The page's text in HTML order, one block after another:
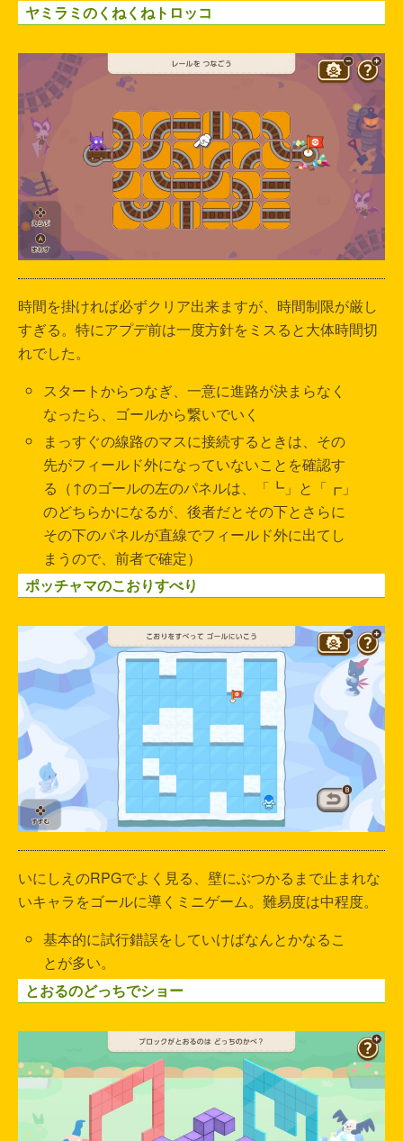
ヤミラミのくねくねトロッコ
時間を掛ければ必ずクリア出来ますが、時間制限が厳し
すぎる。特にアプデ前は一度方針をミスると大体時間切
れでした。
スタートからつなぎ、一意に進路が決まらなく
なったら、ゴールから繋いでいく
まっすぐの線路のマスに接続するときは、その
先がフィールド外になっていないことを確認す
る（↑のゴールの左のパネルは、「┗」と「┏」
のどちらかになるが、後者だとその下とさらに
その下のパネルが直線でフィールド外に出てし
まうので、前者で確定）
ポッチャマのこおりすべり
いにしえのRPGでよく見る、壁にぶつかるまで止まれな
いキャラをゴールに導くミニゲーム。難易度は中程度。
基本的に試行錯誤をしていけばなんとかなるこ
とが多い。
とおるのどっちでショー